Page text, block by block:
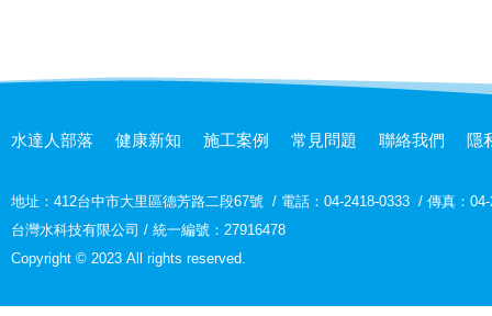
水達人部落 健康新知 施工案例 常見問題 聯絡我們 隱
地址： 412台中市大里區德芳路二段67號 / 電話：04-2418-0333 / 傳真：
台灣水科技有限公司 / 統一編號：27916478
Copyright © 2023 All rights reserved.